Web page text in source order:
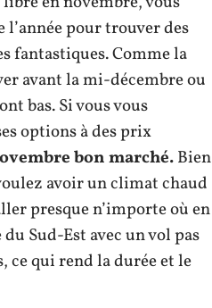
l’année pour trouver des
fantastiques. Comme la
avant la mi-décembre ou
bas. Si vous vous
options à des prix
bon marché.Bien
avoir un climat chaud
presque n’importe où en
Sud-Est avec un vol pas
ce qui rend la durée et le